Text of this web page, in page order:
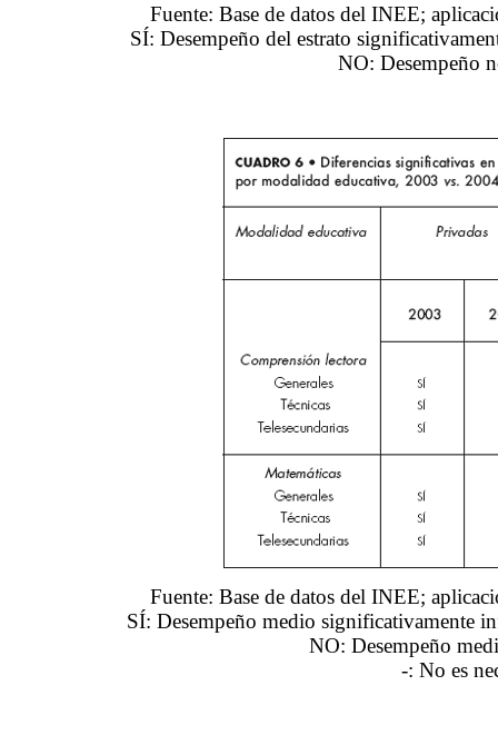
Fuente: Base de datos del INEE;
SÍ: Desempeño del estrato
NO: Desempeño
Fuente: Base de datos del INEE;
SÍ: Desempeño medio significativamente
NO: Desempeño
-: No es